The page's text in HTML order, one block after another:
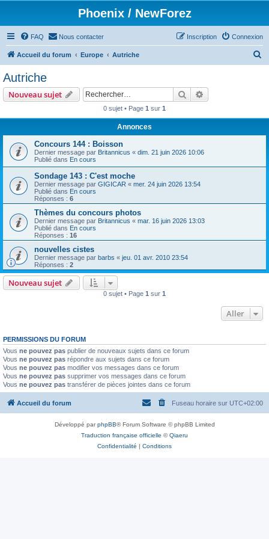
Phoenix / NewForez
FAQ Nous contacter Connexion
Inscription
Accueil du forum Europe Autriche
e
Autriche
Nouveau sujet Rechercher
0 sujet • Page 1 sur 1
Annonces
Concours 144 : Boisson
Dernier message par Britannicus « dim. 21 juin 2026 10:06
Publié dans En cours
Sondage 143 : C'est moche
Dernier message par GIGICAR « mer. 24 juin 2026 13:54
Publié dans En cours
Réponses : 6
Thèmes du concours photos
Dernier message par Britannicus « mar. 16 juin 2026 13:03
Publié dans En cours
Réponses : 16
nouvelles cistes
Dernier message par barbs « jeu. 01 avr. 2010 23:54
Réponses : 2
Nouveau sujet
0 sujet • Page 1 sur 1
Aller
PERMISSIONS DU FORUM
Vous ne pouvez pas publier de nouveaux sujets dans ce forum
Vous ne pouvez pas répondre aux sujets dans ce forum
Vous ne pouvez pas modifier vos messages dans ce forum
Vous ne pouvez pas supprimer vos messages dans ce forum
Vous ne pouvez pas transférer de pièces jointes dans ce forum
Accueil du forum Fuseau horaire sur UTC+02:00
Développé parphpBB® Forum Software © phpBB Limited
Traduction française officielle ©Qiaeru
Confidentialité | Conditions